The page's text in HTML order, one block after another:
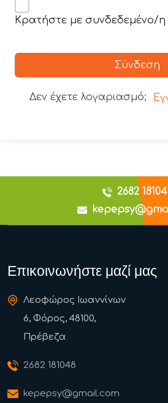
Κρατήστε με συνδεδεμένο/η
Σύνδεση
Δεν έχετε λογαριασμό;
2682
Επικοινωνήστε μαζί μας
Λεοφώρος Ιωαννίνων
6, Φόρος, 48100,
Πρέβεζα
2682 181048
kepepsy@gmail.com